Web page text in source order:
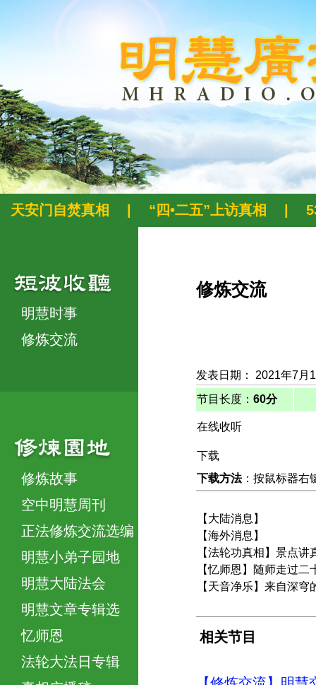
天安门自焚真相 “四•二五”上访真相
明慧时事
修炼交流
修炼故事
空中明慧周刊
正法修炼交流选编
明慧小弟子园地
明慧大陆法会
明慧文章专辑选
忆师恩
法轮大法日专辑
修炼交流
发表日期： 2021年7月
节目长度： 60分
在线收听
下载
下载方法：按鼠标器右
【大陆消息】
【海外消息】
【法轮功真相】景点讲
【忆师恩】随师走过二
【天音净乐】来自深穹
相关节目